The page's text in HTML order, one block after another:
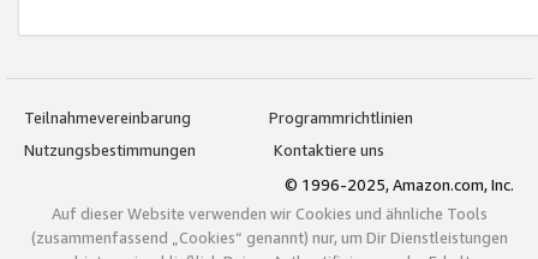
Teilnahmevereinbarung
Programmrichtlinien
Nutzungsbestimmungen
Kontaktiere uns
© 1996-2025, Amazon.com, Inc.
Auf dieser Website verwenden wir Cookies und ähnliche Tools
(zusammenfassend „Cookies“ genannt) nur, um Dir Dienstleistungen